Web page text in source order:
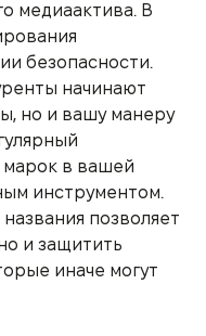
медиаактива. В
безопасности.
начинают
но и вашу манеру
марок в вашей
инструментом.
позволяет
и защитить
иначе могут